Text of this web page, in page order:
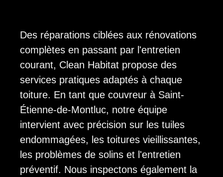
Des réparations ciblées aux rénovations
complètes en passant par l'entretien
courant, Clean Habitat propose des
services pratiques adaptés à chaque
toiture. En tant que couvreur à Saint-
Étienne-de-Montluc, notre équipe
intervient avec précision sur les tuiles
endommagées, les toitures vieillissantes,
les problèmes de solins et l'entretien
préventif. Nous inspectons également la